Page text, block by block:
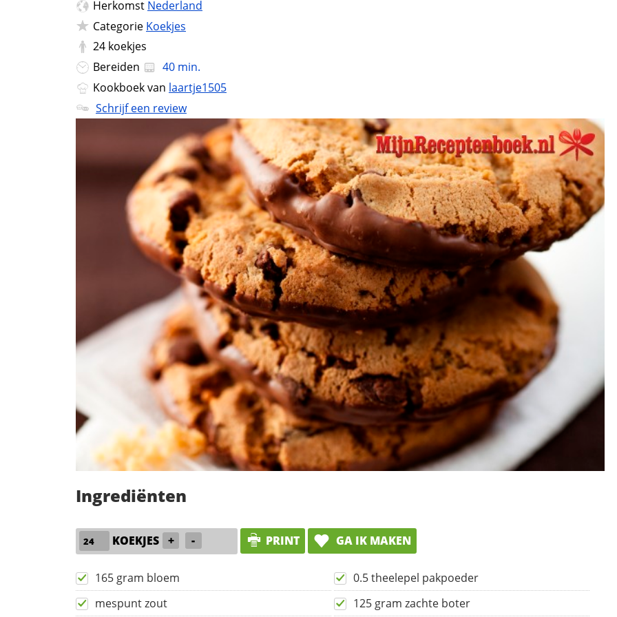
Herkomst Nederland
Categorie Koekjes
24 koekjes
Bereiden
40 min.
Kookboek van laartje1505
Schrijf een review
Ingrediënten
KOEKJES + - PRINT GA IK MAKEN
165 gram bloem
0.5 theelepel pakpoeder
mespunt zout
125 gram zachte boter